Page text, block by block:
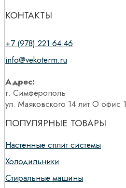
КОНТАКТЫ
+7 (978) 221 64 46
info@vekoterm.ru
Адрес:
г. Симферополь
ул. Маяковского 14 лит О офис 1
ПОПУЛЯРНЫЕ ТОВАРЫ
Настенные сплит системы
Холодильники
Стиральные машины